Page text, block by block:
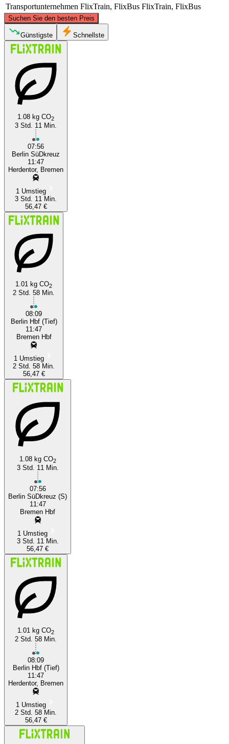
Transportunternehmen FlixTrain, FlixBus FlixTrain, FlixBus
Suchen Sie den besten Preis
Bremen
©CARTO, ©OpenStreetMap contributors
Günstigste Schnellste
1.08 kg CO2
3 Std. 11 Min.
07:56
Berlin SüDkreuz
11:47
Herdentor, Bremen
1 Umstieg
3 Std. 11 Min.
56,47 €
1.01 kg CO2
2 Std. 58 Min.
08:09
Berlin Hbf (Tief)
11:47
Bremen Hbf
1 Umstieg
2 Std. 58 Min.
56,47 €
1.08 kg CO2
3 Std. 11 Min.
07:56
Berlin SüDkreuz (S)
11:47
Bremen Hbf
1 Umstieg
3 Std. 11 Min.
56,47 €
1.01 kg CO2
2 Std. 58 Min.
08:09
Berlin Hbf (Tief)
11:47
Herdentor, Bremen
1 Umstieg
2 Std. 58 Min.
56,47 €